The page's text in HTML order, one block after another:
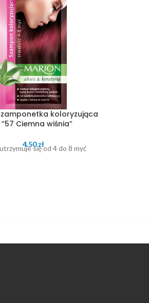
koloryzująca
”57 Ciemna wiśnia”
4.50zł
się od 4 do 8 myć